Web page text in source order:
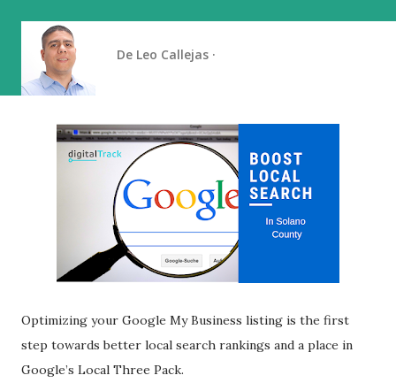
De Leo Callejas
Optimizing your Google My Business listing is the first
step towards better local search rankings and a place in
Google’s Local Three Pack.